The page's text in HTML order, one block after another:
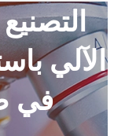
الآلي
في